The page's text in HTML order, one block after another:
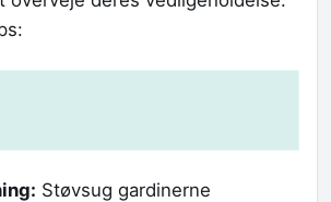
Støvsug gardinerne